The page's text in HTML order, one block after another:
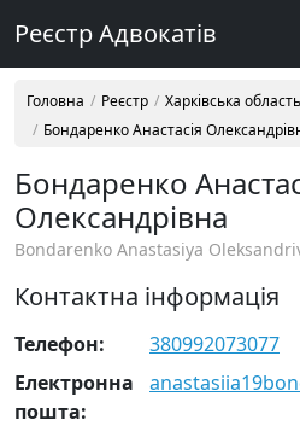
Реєстр Адвокатів
Головна Реєстр Харківська область
Бондаренко Анастасія
Бондаренко
Олександрівна
Bondarenko Anastasiya
Контактна інформація
Телефон:
380992073077
Електронна
пошта: